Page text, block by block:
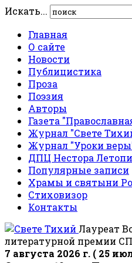
Искать...
Главная
О сайте
Новости
Публицистика
Проза
Поэзия
Авторы
Газета
Журнал "Свете
Журнал "Уроки
ДПЦ Нестора
Популярные записи
Храмы и святыни
Стиховизор
Контакты
Лауреат
литературной премии
7 августа 2026 г. ( 25